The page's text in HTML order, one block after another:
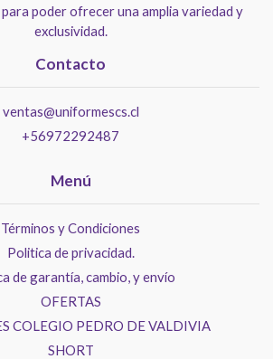
poder ofrecer una amplia variedad y
exclusividad.
Contacto
ventas@uniformescs.cl
+56972292487
Menú
Términos y Condiciones
Politica de privacidad.
de garantía, cambio, y envío
OFERTAS
COLEGIO PEDRO DE VALDIVIA
SHORT